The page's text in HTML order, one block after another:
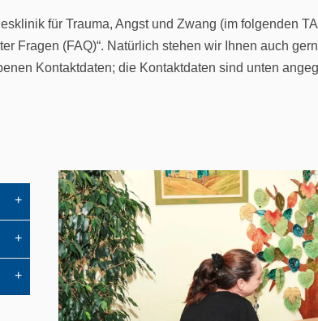
für Trauma, Angst und Zwang (im folgenden
Fragen (FAQ)“. Natürlich stehen wir Ihnen auch
Kontaktdaten; die Kontaktdaten sind unten